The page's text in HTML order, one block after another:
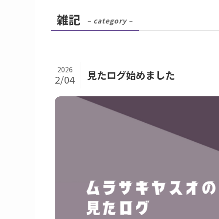
雑記 – category –
見たログ始めました
2026
2/04